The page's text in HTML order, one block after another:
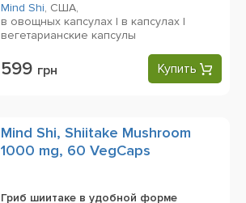
Mind Shi, США,
в овощных капсулах | в капсулах |
вегетарианские капсулы
599 грн Купить
Mind Shi, Shiitake Mushroom
1000 mg, 60 VegCaps
Гриб шиитаке в удобной форме